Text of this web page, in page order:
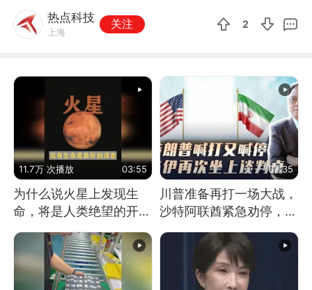
热点科技
上海
关注 2
11.7万 次播放 03:55
为什么说火星上发现生
命，将是人类绝望的开
始？
07:35
川普准备再打一场大战，
沙特阿联酋紧急劝停，美
伊开启新一轮谈判